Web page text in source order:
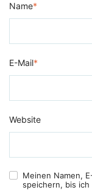
Name*
E-Mail*
Website
Meinen Namen,
speichern, bis